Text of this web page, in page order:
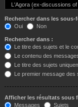
Rechercher dans les sous-
Oui
Non
Rechercher dans :
Le titre des sujets et le
Le contenu des
Le titre des sujets
Le premier message des
Afficher les résultats sous
Messages
Sujets